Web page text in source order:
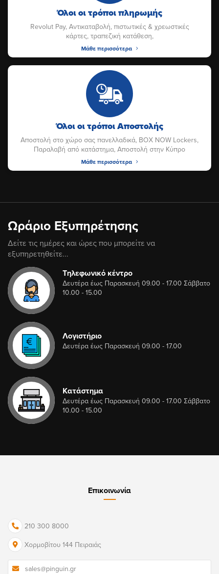
Όλοι οι τρόποι πληρωμής
Revolut Pay, Αντικαταβολή, πιστωτικές & χρεωστικές
κάρτες, τραπεζική κατάθεση,
Μάθε περισσότερα
Όλοι οι τρόποι Αποστολής
Αποστολή στο χώρο σας πανελλαδικά, BOX NOW Lockers,
Παραλαβή από κατάστημα, Αποστολή στην Κύπρο
Μάθε περισσότερα
Ωράριο Εξυπηρέτησης
Δείτε τις ημέρες και ώρες που μπορείτε να
εξυπηρετηθείτε...
Τηλεφωνικό κέντρο
Δευτέρα έως Παρασκευή 09.00 - 17.00 Σάββατο
10.00 - 15.00
Λογιστήριο
Δευτέρα έως Παρασκευή 09.00 - 17.00
Κατάστημα
Δευτέρα έως Παρασκευή 09.00 - 17.00 Σάββατο
10.00 - 15.00
Επικοινωνία
210 300 8000
Χορμοβίτου 144 Πειραιάς
sales@pinguin.gr